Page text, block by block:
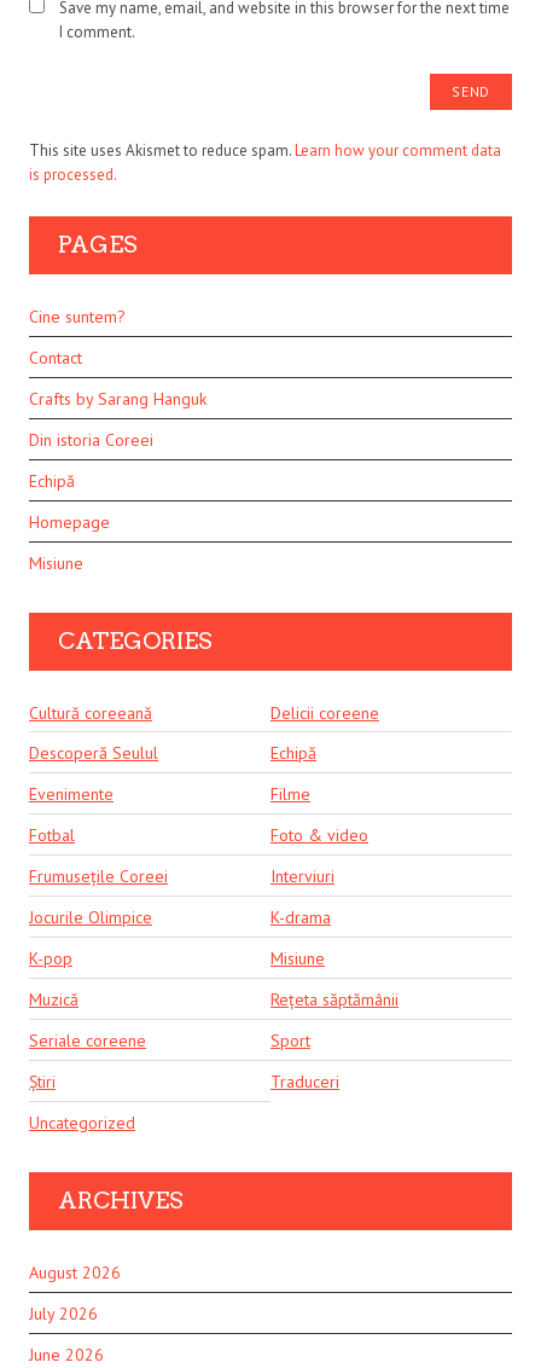
Save my name, email, and website in this browser for the next time
I comment.
This site uses Akismet to reduce spam.Learn how your comment data
is processed.
PAGES
Cine suntem?
Contact
Crafts by Sarang Hanguk
Din istoria Coreei
Echipă
Homepage
Misiune
CATEGORIES
Cultură coreeană
Delicii coreene
Descoperă Seulul
Echipă
Evenimente
Filme
Fotbal
Foto & video
Frumusețile Coreei
Interviuri
Jocurile Olimpice
K-drama
K-pop
Misiune
Muzică
Rețeta săptămânii
Seriale coreene
Sport
Știri
Traduceri
Uncategorized
ARCHIVES
August 2026
July 2026
June 2026